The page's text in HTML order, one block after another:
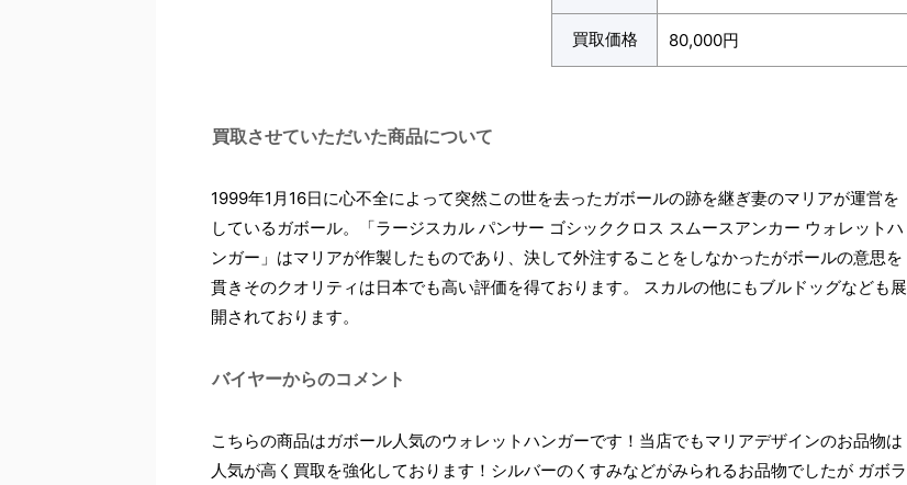
買取価格 80,000円
買取させていただいた商品について
1999年1月16日に心不全によって突然この世を去ったガボールの跡を継ぎ妻のマリアが運営を
しているガボール。「ラージスカル パンサー ゴシッククロス スムースアンカー ウォレットハ
ンガー」はマリアが作製したものであり、決して外注することをしなかったがボールの意思を
貫きそのクオリティは日本でも高い評価を得ております。 スカルの他にもブルドッグなども展
開されております。
バイヤーからのコメント
こちらの商品はガボール人気のウォレットハンガーです！当店でもマリアデザインのお品物は
人気が高く買取を強化しております！シルバーのくすみなどがみられるお品物でしたが ガボラ